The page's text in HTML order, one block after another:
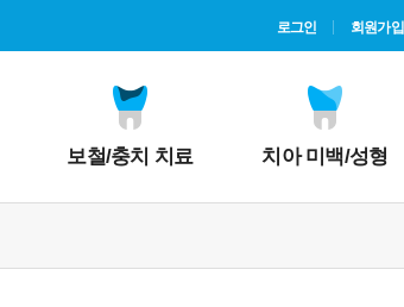
로그인 회원가입
보철/충치 치료 치아 미백/성형